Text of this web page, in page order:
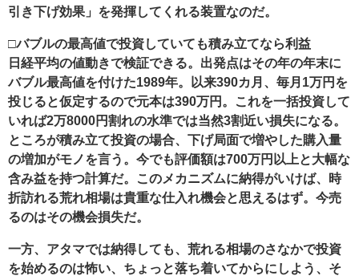
引き下げ効果」を発揮してくれる装置なのだ。
□バブルの最高値で投資していても積み立てなら利益
日経平均の値動きで検証できる。出発点はその年の年末に
バブル最高値を付けた1989年。以来390カ月、毎月1万円を
投じると仮定するので元本は390万円。これを一括投資して
いれば2万8000円割れの水準では当然3割近い損失になる。
ところが積み立て投資の場合、下げ局面で増やした購入量
の増加がモノを言う。今でも評価額は700万円以上と大幅な
含み益を持つ計算だ。このメカニズムに納得がいけば、時
折訪れる荒れ相場は貴重な仕入れ機会と思えるはず。今売
るのはその機会損失だ。
一方、アタマでは納得しても、荒れる相場のさなかで投資
を始めるのは怖い、ちょっと落ち着いてからにしよう、そ